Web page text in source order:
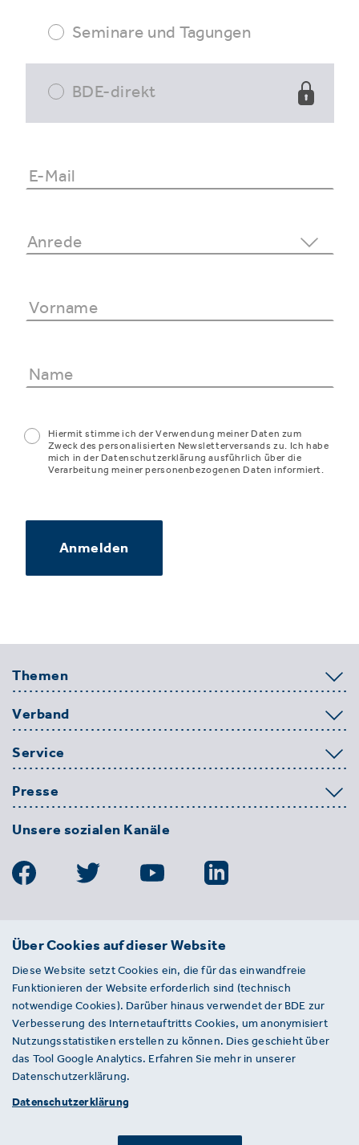
Seminare und Tagungen
BDE-direkt
Hiermit stimme ich der Verwendung meiner Daten zum
Zweck des personalisierten Newsletterversands zu. Ich habe
mich in der Datenschutzerklärung ausführlich über die
Verarbeitung meiner personenbezogenen Daten informiert.
Anmelden
Themen
Verband
Service
Presse
Unsere sozialen Kanäle
BDE
Entsorgungs-, Wasser- und
Kreislaufwirtschaft e. V.
Von-der-Heydt-Straße 2
D 10785 Berlin
Sie haben einen Fehler auf unserer Website
gefunden? Ihnen ist ein defekter Link
aufgefallen? Wir freuen uns über Ihren
Über Cookies auf dieser Website
Diese Website setzt Cookies ein, die für das einwandfreie
Funktionieren der Website erforderlich sind (technisch
notwendige Cookies). Darüber hinaus verwendet der BDE zur
Verbesserung des Internetauftritts Cookies, um anonymisiert
Nutzungsstatistiken erstellen zu können. Dies geschieht über
das Tool Google Analytics. Erfahren Sie mehr in unserer
Datenschutzerklärung.
Datenschutzerklärung